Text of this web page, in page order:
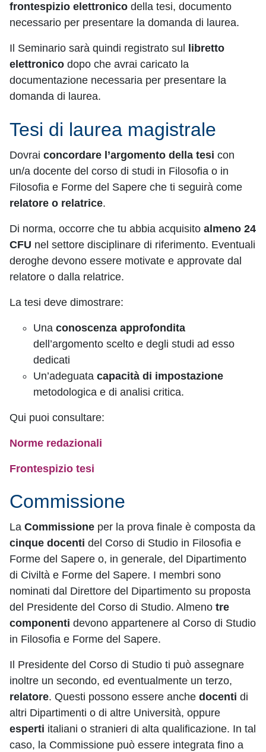
frontespizio elettronico della tesi, documento
necessario per presentare la domanda di laurea.
Il Seminario sarà quindi registrato sul
libretto
elettronico dopo che avrai caricato la
documentazione necessaria per presentare la
domanda di laurea.
Tesi di laurea magistrale
Dovrai concordare l’argomento della tesi con
un/a docente del corso di studi in Filosofia o in
Filosofia e Forme del Sapere che ti seguirà come
relatore o relatrice.
Di norma, occorre che tu abbia acquisito almeno 24
CFU nel settore disciplinare di riferimento. Eventuali
deroghe devono essere motivate e approvate dal
relatore o dalla relatrice.
La tesi deve dimostrare:
Una conoscenza approfondita
dell’argomento scelto e degli studi ad esso
dedicati
Un’adeguata capacità di impostazione
metodologica e di analisi critica.
Qui puoi consultare:
Norme redazionali
Frontespizio tesi
Commissione
La Commissione per la prova finale è composta da
cinque docenti del Corso di Studio in Filosofia e
Forme del Sapere o, in generale, del Dipartimento
di Civiltà e Forme del Sapere. I membri sono
nominati dal Direttore del Dipartimento su proposta
del Presidente del Corso di Studio. Almeno tre
componenti devono appartenere al Corso di Studio
in Filosofia e Forme del Sapere.
Il Presidente del Corso di Studio ti può assegnare
inoltre un secondo, ed eventualmente un terzo,
relatore. Questi possono essere anche docenti di
altri Dipartimenti o di altre Università, oppure
esperti italiani o stranieri di alta qualificazione. In tal
caso, la Commissione può essere integrata fino a